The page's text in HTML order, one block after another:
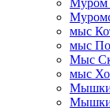
Муром
мыс
мыс
Мыс
мыс